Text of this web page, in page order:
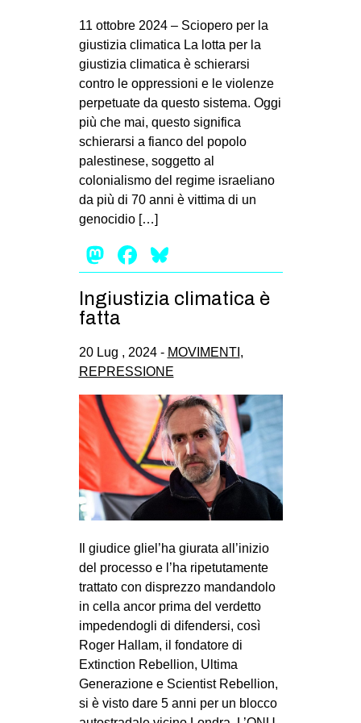
11 ottobre 2024 – Sciopero per la
giustizia climatica La lotta per la
giustizia climatica è schierarsi
contro le oppressioni e le violenze
perpetuate da questo sistema. Oggi
più che mai, questo significa
schierarsi a fianco del popolo
palestinese, soggetto al
colonialismo del regime israeliano
da più di 70 anni è vittima di un
genocidio […]
Mastodon
Facebook
Ingiustizia climatica è
fatta
20 Lug , 2024 - MOVIMENTI ,
REPRESSIONE
Il giudice gliel’ha giurata all’inizio
del processo e l’ha ripetutamente
trattato con disprezzo mandandolo
in cella ancor prima del verdetto
impedendogli di difendersi, così
Roger Hallam, il fondatore di
Extinction Rebellion, Ultima
Generazione e Scientist Rebellion,
si è visto dare 5 anni per un blocco